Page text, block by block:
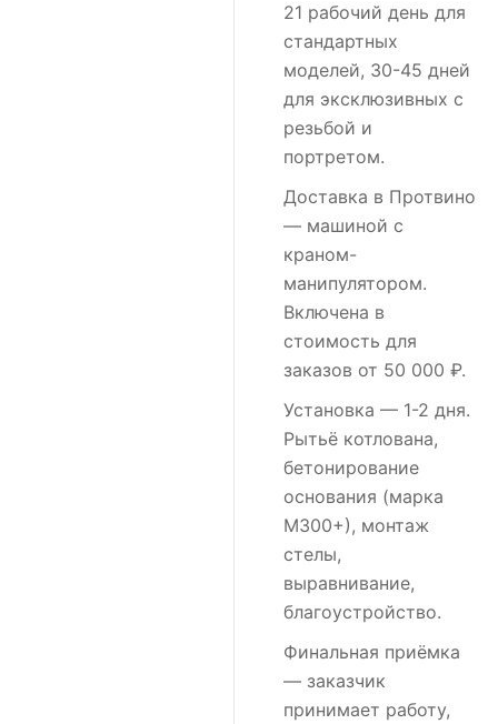
21 рабочий день для
стандартных
моделей, 30-45 дней
для эксклюзивных с
резьбой и
портретом.
Доставка в Протвино
— машиной с
краном-
манипулятором.
Включена в
стоимость для
заказов от 50 000 ₽.
Установка — 1-2 дня.
Рытьё котлована,
бетонирование
основания (марка
М300+), монтаж
стелы,
выравнивание,
благоустройство.
Финальная приёмка
— заказчик
принимает работу,